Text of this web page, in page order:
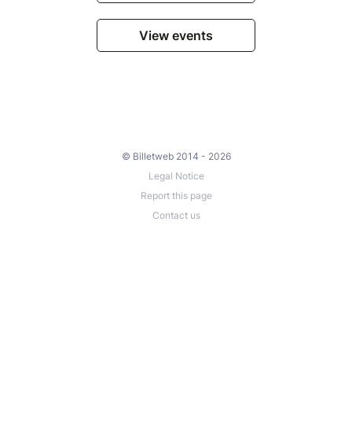
View events
© Billetweb 2014 - 2026
Legal Notice
Report this page
Contact us